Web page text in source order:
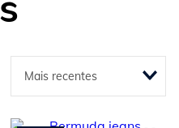
Mais recentes